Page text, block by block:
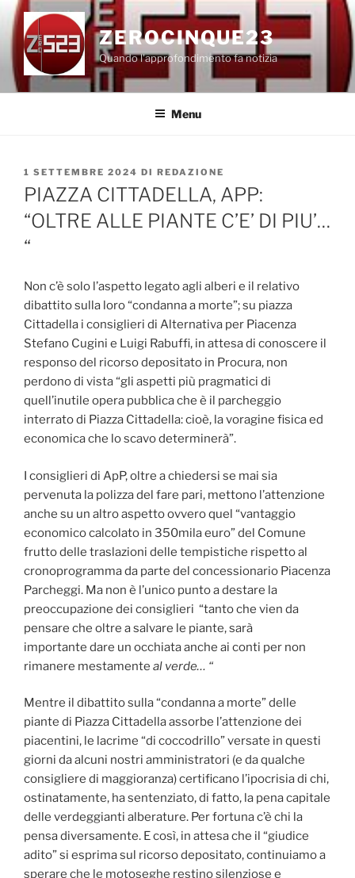
Salta
contenuto
ZEROCINQUE23
Quando l'approfondimento fa notizia
Menu
PUBBLICATO
IL
1 SETTEMBRE 2024 DI REDAZIONE
PIAZZA CITTADELLA, APP:
“OLTRE ALLE PIANTE C’E’ DI PIU’…
“
Non c’è solo l’aspetto legato agli alberi e il relativo
dibattito sulla loro “condanna a morte”; su piazza
Cittadella i consiglieri di Alternativa per Piacenza
Stefano Cugini e Luigi Rabuffi, in attesa di conoscere il
responso del ricorso depositato in Procura, non
perdono di vista “gli aspetti più pragmatici di
quell’inutile opera pubblica che è il parcheggio
interrato di Piazza Cittadella: cioè, la voragine fisica ed
economica che lo scavo determinerà”.
I consiglieri di ApP, oltre a chiedersi se mai sia
pervenuta la polizza del fare pari, mettono l’attenzione
anche su un altro aspetto ovvero quel “vantaggio
economico calcolato in 350mila euro” del Comune
frutto delle traslazioni delle tempistiche rispetto al
cronoprogramma da parte del concessionario Piacenza
Parcheggi. Ma non è l’unico punto a destare la
preoccupazione dei consiglieri “tanto che vien da
pensare che oltre a salvare le piante, sarà
importante dare un occhiata anche ai conti per non
rimanere mestamente al verde… “
Mentre il dibattito sulla “condanna a morte” delle
piante di Piazza Cittadella assorbe l’attenzione dei
piacentini, le lacrime “di coccodrillo” versate in questi
giorni da alcuni nostri amministratori (e da qualche
consigliere di maggioranza) certificano l’ipocrisia di chi,
ostinatamente, ha sentenziato, di fatto, la pena capitale
delle verdeggianti alberature. Per fortuna c’è chi la
pensa diversamente. E così, in attesa che il “giudice
adito” si esprima sul ricorso depositato, continuiamo a
sperare che le motoseghe restino silenziose e